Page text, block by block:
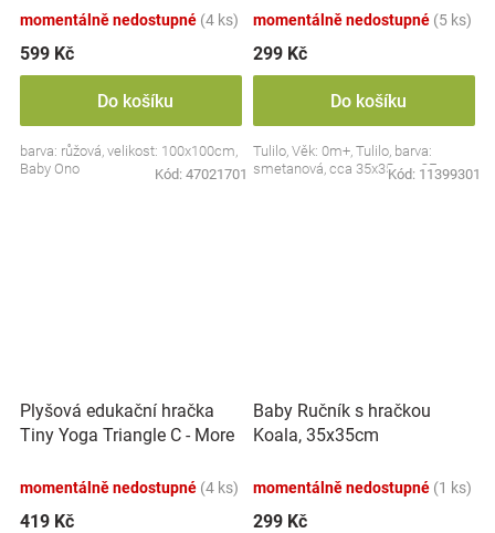
momentálně nedostupné (4 ks)
599 Kč
Do košíku
barva: růžová, velikost: 100x100cm,
Baby Ono
Kód: 47021701
momentálně nedostupné (5 ks)
299 Kč
Do košíku
Tulilo, Věk: 0m+, Tulilo, barva:
smetanová, cca 35x35cm, CE
Kód: 11399301
Plyšová edukační hračka
Tiny Yoga Triangle C - More
BabyOno
momentálně nedostupné (4 ks)
419 Kč
Baby Ručník s hračkou
Koala, 35x35cm
momentálně nedostupné (1 ks)
299 Kč